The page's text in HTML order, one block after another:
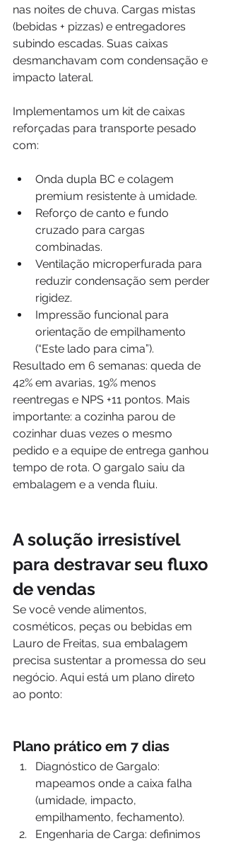
nas noites de chuva. Cargas mistas
(bebidas + pizzas) e entregadores
subindo escadas. Suas caixas
desmanchavam com condensação e
impacto lateral.
Implementamos um kit de caixas
reforçadas para transporte pesado
com:
Onda dupla BC e colagem
premium resistente à umidade.
Reforço de canto e fundo
cruzado para cargas
combinadas.
Ventilação microperfurada para
reduzir condensação sem perder
rigidez.
Impressão funcional para
orientação de empilhamento
(“Este lado para cima”).
Resultado em 6 semanas: queda de
42% em avarias, 19% menos
reentregas e NPS +11 pontos. Mais
importante: a cozinha parou de
cozinhar duas vezes o mesmo
pedido e a equipe de entrega ganhou
tempo de rota. O gargalo saiu da
embalagem e a venda fluiu.
A solução irresistível
para destravar seu fluxo
de vendas
Se você vende alimentos,
cosméticos, peças ou bebidas em
Lauro de Freitas, sua embalagem
precisa sustentar a promessa do seu
negócio. Aqui está um plano direto
ao ponto:
Plano prático em 7 dias
Diagnóstico de Gargalo:
mapeamos onde a caixa falha
(umidade, impacto,
empilhamento, fechamento).
Engenharia de Carga: definimos